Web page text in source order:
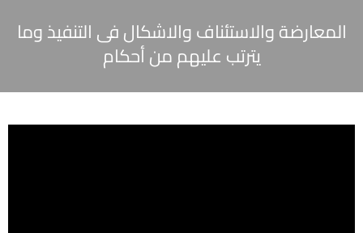
المعارضة والاستئناف والاشكال فى التنفيذ وما
يترتب عليهم من أحكام